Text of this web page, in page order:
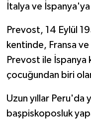
İtalya ve
Prevost, 14 Eylül
kentinde, Fransa
Prevost ile
çocuğundan biri
Uzun yıllar Peru'da
başpiskoposluk